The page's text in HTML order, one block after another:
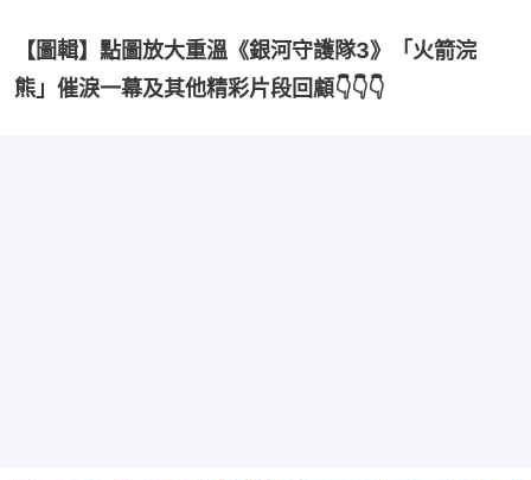
【圖輯】點圖放大重溫《銀河守護隊3》「火箭浣
熊」催淚一幕及其他精彩片段回顧👇👇👇